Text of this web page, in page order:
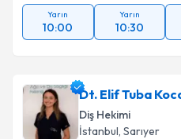
Yarın
10:00
Yarın
10:30
Dt. Elif Tuba
Diş Hekimi
İstanbul, Sarıyer